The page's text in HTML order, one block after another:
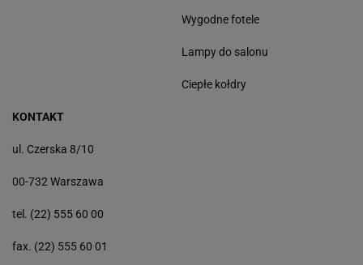
Wygodne fotele
Lampy do salonu
Ciepłe kołdry
KONTAKT
ul. Czerska 8/10
00-732 Warszawa
tel. (22) 555 60 00
fax. (22) 555 60 01